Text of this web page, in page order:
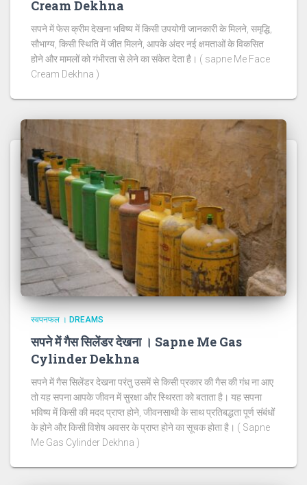
Cream Dekhna
सपने में फेस क्रीम देखना भविष्य में किसी उपयोगी जानकारी के मिलने, समृद्धि,
सौभाग्य, किसी स्थिति में जीत मिलने, आपके अंदर नई क्षमताओं के विकसित
होने और मामलों को गंभीरता से लेने का संकेत देता है। ( sapne Me Face
Cream Dekhna )
स्वपनफल । DREAMS
सपने में गैस सिलेंडर देखना । Sapne Me Gas
Cylinder Dekhna
सपने में गैस सिलेंडर देखना परंतु उसमें से किसी प्रकार की गैस की गंध ना आए
तो यह सपना आपके जीवन में सुरक्षा और स्थिरता को बताता है। यह सपना
भविष्य में किसी की मदद प्राप्त होने, जीवनसाथी के साथ प्रतिबद्धता पूर्ण संबंधों
के होने और किसी विशेष अवसर के प्राप्त होने का सूचक होता है। ( Sapne
Me Gas Cylinder Dekhna )